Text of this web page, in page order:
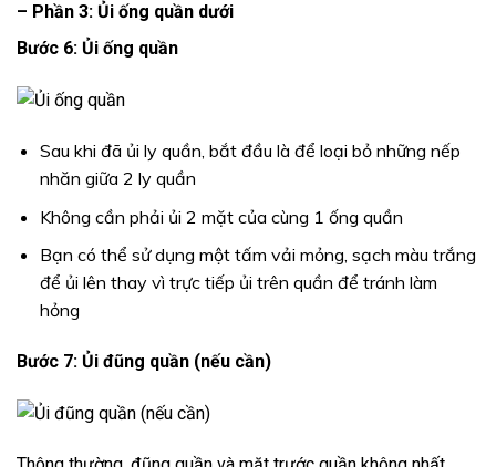
– Phần 3: Ủi ống quần dưới
Bước 6: Ủi ống quần
Sau khi đã ủi ly quần, bắt đầu là để loại bỏ những nếp
nhăn giữa 2 ly quần
Không cần phải ủi 2 mặt của cùng 1 ống quần
Bạn có thể sử dụng một tấm vải mỏng, sạch màu trắng
để ủi lên thay vì trực tiếp ủi trên quần để tránh làm
hỏng
Bước 7: Ủi đũng quần (nếu cần)